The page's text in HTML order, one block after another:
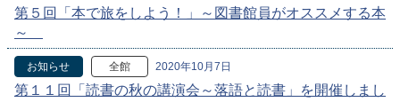
第５回「本で旅をしよう！」～図書館員がオススメする本
～
お知らせ 全館 2020年10月7日
第１１回「読書の秋の講演会～落語と読書」を開催しまし